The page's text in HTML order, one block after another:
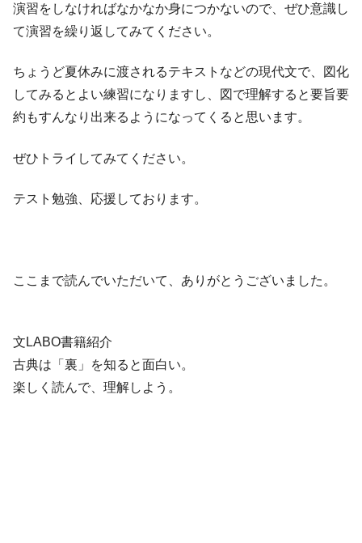
演習をしなければなかなか身につかないので、ぜひ意識し
て演習を繰り返してみてください。
ちょうど夏休みに渡されるテキストなどの現代文で、図化
してみるとよい練習になりますし、図で理解すると要旨要
約もすんなり出来るようになってくると思います。
ぜひトライしてみてください。
テスト勉強、応援しております。
ここまで読んでいただいて、ありがとうございました。
文LABO書籍紹介
古典は「裏」を知ると面白い。
楽しく読んで、理解しよう。